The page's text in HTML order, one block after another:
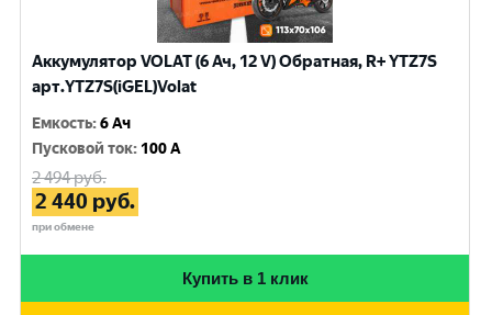
Аккумулятор VOLAT (6 Ач, 12 V) Обратная, R+ YTZ7S
арт.YTZ7S(iGEL)Volat
Емкость:6 Ач
Пусковой ток: 100 A
2 494руб.
2 440 руб.
при обмене
Купить в 1 клик